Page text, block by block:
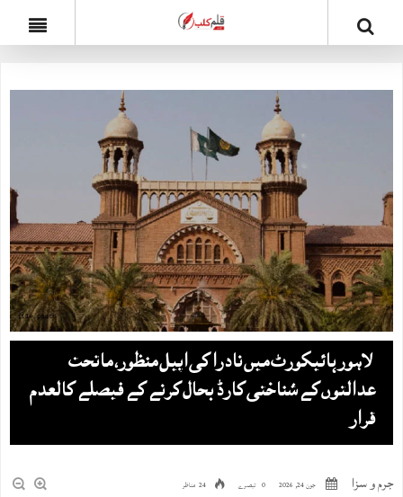
لاہور ہائیکورٹ میں نادرا کی اپیل منظور، ماتحت
عدالتوں کے شناختی کارڈ بحال کرنے کے فیصلے کالعدم
قرار
جرم و سزا جون 24, 2026 0 تبصرے 24 مناظر